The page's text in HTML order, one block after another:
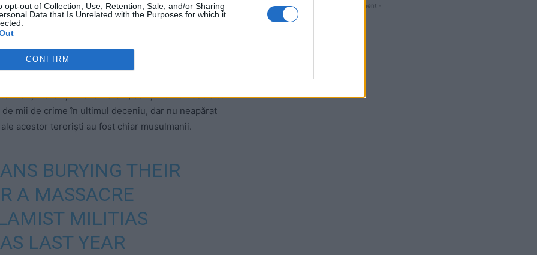
opt-out of Collection, Use, Retention, Sale, and/or Sharing
Data that Is Unrelated with the Purposes for which it
CONFIRM
în nord, în timp ce creștinii sunt concentrați în
ca număr. Ultimul recensământ, făcut în 2012, releva
teroriști Boko Haram, dar și numeroase alte
mii de crime în ultimul deceniu, dar nu neapărat
acestor teroriști au fost chiar musulmanii.
BURYING THEIR
A MASSACRE
MILITIAS
LAST YEAR
- Advertisment -